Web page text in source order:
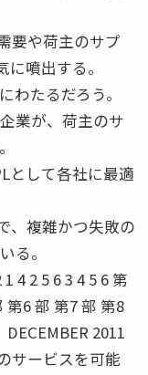
要や荷主のサプ
噴出する。
わたるだろう。
業が、荷主のサ
として各社に最適
、複雑かつ失敗の
る。
4 2 5 6 3 4 5 6 第
第6 部 第7 部 第8
2011
サービスを可能